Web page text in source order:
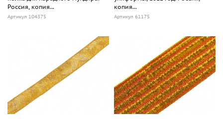
Россия, копия...
Артикул 104375
копия...
Артикул 61175